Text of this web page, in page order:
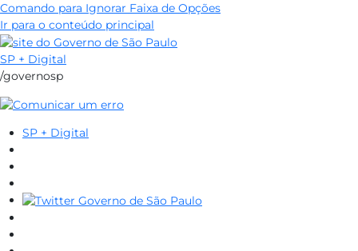
Comando para Ignorar Faixa de Opções
Ir para o conteúdo principal
SP + Digital
/governosp
SP + Digital